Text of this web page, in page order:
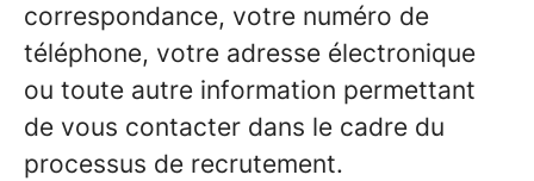
correspondance, votre numéro de
téléphone, votre adresse électronique
ou toute autre information permettant
de vous contacter dans le cadre du
processus de recrutement.